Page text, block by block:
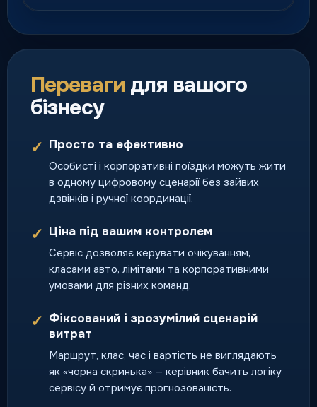
відправлень по місту.
доставка день у день
Перевезення тварин
Поїздки разом із улюбленцями
за зрозумілими правилами
поїздка з домашнім
улюбленцем
Тверезий водій
Безпечне повернення додому,
авто без ризику.
нічний і святковий попит
Переваги для вашого
бізнесу
✓ Просто та ефективно
Особисті і корпоративні поїздки можуть жити
в одному цифровому сценарії без зайвих
дзвінків і ручної координації.
✓ Ціна під вашим контролем
Сервіс дозволяє керувати очікуванням,
класами авто, лімітами та корпоративними
умовами для різних команд.
✓ Фіксований і зрозумілий сценарій
витрат
Маршрут, клас, час і вартість не виглядають
як «чорна скринька» — керівник бачить логіку
сервісу й отримує прогнозованість.